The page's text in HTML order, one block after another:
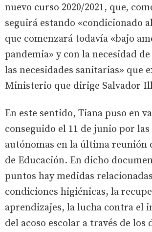
nuevo curso 2020/2021, que,
seguirá estando «condicionado
que comenzará todavía «bajo
pandemia» y con la necesidad
las necesidades sanitarias» que
Ministerio que dirige Salvador
En este sentido, Tiana puso en
conseguido el 11 de junio por
autónomas en la última reunión
de Educación. En dicho
puntos hay medidas
condiciones higiénicas, la
aprendizajes, la lucha contra el
del acoso escolar a través de los